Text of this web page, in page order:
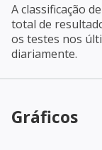
A classificação
total de
os testes nos
diariamente.
Gráficos